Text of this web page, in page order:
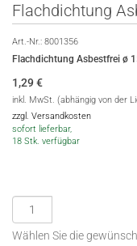
Flachdichtung
Art.-Nr.: 8001356
Flachdichtung Asbestfrei ø
1,29€
inkl. MwSt. (abhängig von der
zzgl. Versandkosten
sofort lieferbar,
18 Stk. verfügbar
Wählen Sie die